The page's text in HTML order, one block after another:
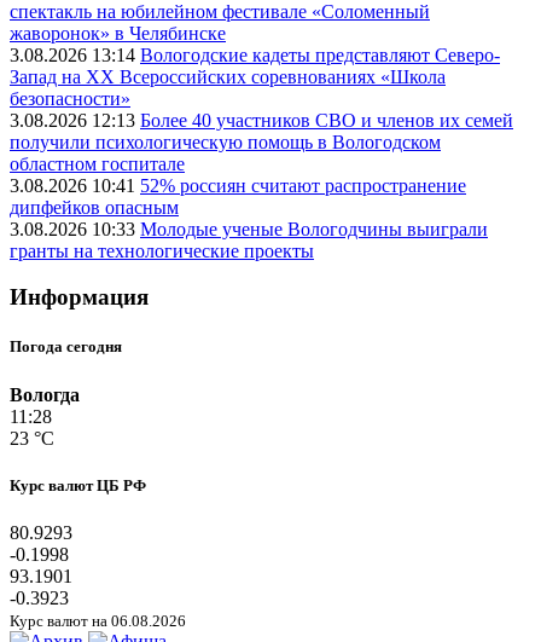
спектакль на юбилейном фестивале «Соломенный
жаворонок» в Челябинске
3.08.2026 13:14 Вологодские кадеты представляют Северо-
Запад на XX Всероссийских соревнованиях «Школа
безопасности»
3.08.2026 12:13 Более 40 участников СВО и членов их семей
получили психологическую помощь в Вологодском
областном госпитале
3.08.2026 10:41 52% россиян считают распространение
дипфейков опасным
3.08.2026 10:33 Молодые ученые Вологодчины выиграли
гранты на технологические проекты
Информация
Погода сегодня
Вологда
11:28
23 °C
Курс валют ЦБ РФ
80.9293
-0.1998
93.1901
-0.3923
Курс валют на 06.08.2026